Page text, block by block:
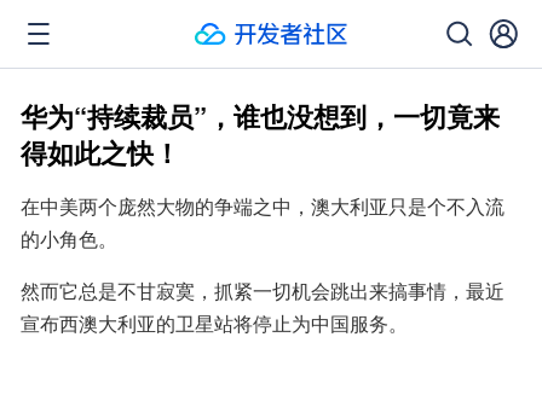
华为“持续裁员”，谁也没想到，一切竟来
得如此之快！
在中美两个庞然大物的争端之中，澳大利亚只是个不入流
的小角色。
然而它总是不甘寂寞，抓紧一切机会跳出来搞事情，最近
宣布西澳大利亚的卫星站将停止为中国服务。